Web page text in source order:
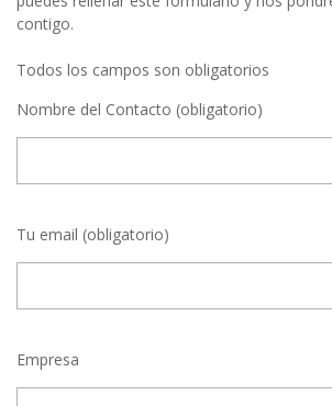
contigo.
Todos los campos son obligatorios
Nombre del Contacto (obligatorio)
Tu email (obligatorio)
Empresa